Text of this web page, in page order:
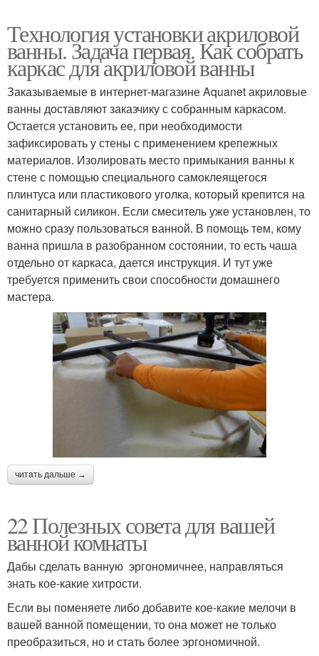
Технология установки акриловой
ванны. Задача первая. Как собрать
каркас для акриловой ванны
Заказываемые в интернет-магазине Aquanet акриловые
ванны доставляют заказчику с собранным каркасом.
Остается установить ее, при необходимости
зафиксировать у стены с применением крепежных
материалов. Изолировать место примыкания ванны к
стене с помощью специального самоклеящегося
плинтуса или пластикового уголка, который крепится на
санитарный силикон. Если смеситель уже установлен, то
можно сразу пользоваться ванной. В помощь тем, кому
ванна пришла в разобранном состоянии, то есть чаша
отдельно от каркаса, дается инструкция. И тут уже
требуется применить свои способности домашнего
мастера.
читать дальше →
22 Полезных совета для вашей
ванной комнаты
Дабы сделать ванную эргономичнее, направляться
знать кое-какие хитрости.
Если вы поменяете либо добавите кое-какие мелочи в
вашей ванной помещении, то она может не только
преобразиться, но и стать более эргономичной.